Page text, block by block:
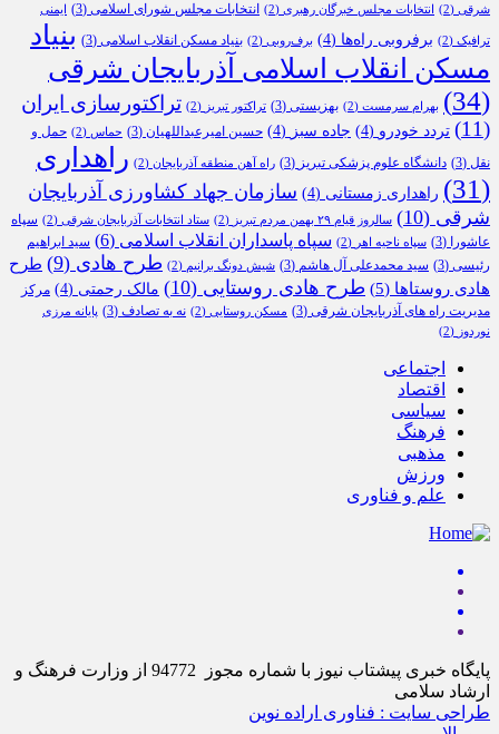
شرقی (2) انتخابات مجلس خبرگان رهبری (2) انتخابات مجلس شورای اسلامی (3) ایمنی
ترافیک (2) برفروبی راه‌ها (4) برف‌روبی (2) بنیاد مسکن انقلاب اسلامی (3)
بنیاد
مسکن انقلاب اسلامی آذربایجان شرقی
(34)
بهرام سرمست (2) بهزیستی (3) تراکتور تبریز (2)
تراکتورسازی ایران
(11)
تردد خودرو (4) جاده سبز (4) حسین امیرعبداللهیان (3) حماس (2)
حمل و
نقل (3) دانشگاه علوم پزشکی تبریز (3) راه آهن منطقه آذربایجان (2)
راهداری
(31)
راهداری زمستانی (4)
سازمان جهاد کشاورزی آذربایجان
شرقی (10) سالروز قیام ۲۹ بهمن مردم تبریز (2) ستاد انتخابات آذربایجان شرقی (2)
سپاه
عاشورا
(3) سپاه ناحیه اهر (2) سپاه پاسداران انقلاب اسلامی (6)
سید ابراهیم
رئیسی (3) سید محمدعلی آل هاشم (3) شیش دونگ برانیم (2) طرح هادی (9)
طرح
هادی روستاها (5) طرح هادی روستایی (10) مالک رحمتی (4)
مرکز
مدیریت راه های آذربایجان شرقی (3) مسکن روستایی (2) نه به تصادف (3)
پایانه مرزی
نوردوز (2)
اجتماعی
اقتصاد
سیاسی
فرهنگ
مذهبی
ورزش
علم و فناوری
پایگاه خبری پیشتاب نیوز با شماره مجوز 94772 از وزارت فرهنگ و
ارشاد سلامی
طراحی سایت : فناوری اراده نوین